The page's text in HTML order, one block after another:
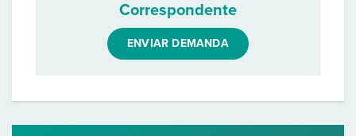
Correspondente
ENVIAR DEMANDA